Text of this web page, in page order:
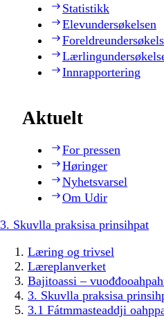
Statistikk
Elevundersøkelsen
Innrapportering
Aktuelt
For pressen
Høringer
Nyhetsvarsel
Om Udir
3. Skuvlla praksisa prinsihpat
Læring og trivsel
Læreplanverket
Bajitoassi –
3. Skuvlla praksisa
3.1 Fátmmasteaddji